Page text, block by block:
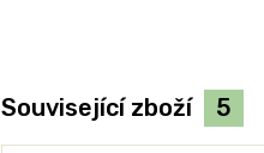
Související zboží 5